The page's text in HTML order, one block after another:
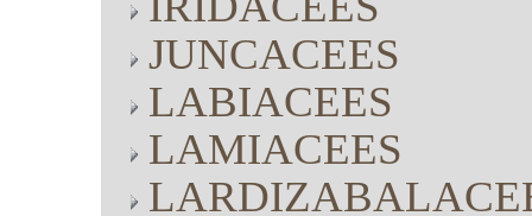
JUNCACEES
LABIACEES
LAMIACEES